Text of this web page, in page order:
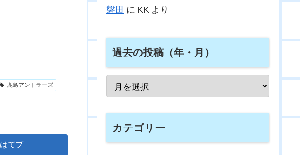
鹿島アントラーズ
はてブ
磐田 に KK より
過去の投稿（年・月）
カテゴリー